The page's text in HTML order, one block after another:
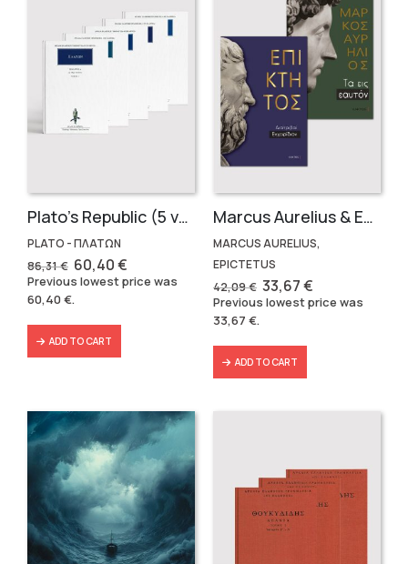
Plato’s Republic (5 volumes)
PLATO - ΠΛΑΤΩΝ
86,31€ Original
price
was:
86,31 €.
60,40€Current
price
is:
Previous lowest price was
60,40€.
ADD TO CART
Marcus Aurelius & Epictetus (Compact works in Greek)
MARCUS AURELIUS,
EPICTETUS
42,09€ Original
price
was:
33,67€Current
price
is:
Previous lowest price was
33,67 €.
ADD TO CART